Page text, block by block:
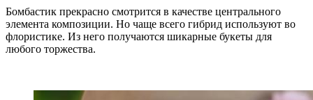
Бомбастик прекрасно смотрится в качестве центрального
элемента композиции. Но чаще всего гибрид используют во
флористике. Из него получаются шикарные букеты для
любого торжества.